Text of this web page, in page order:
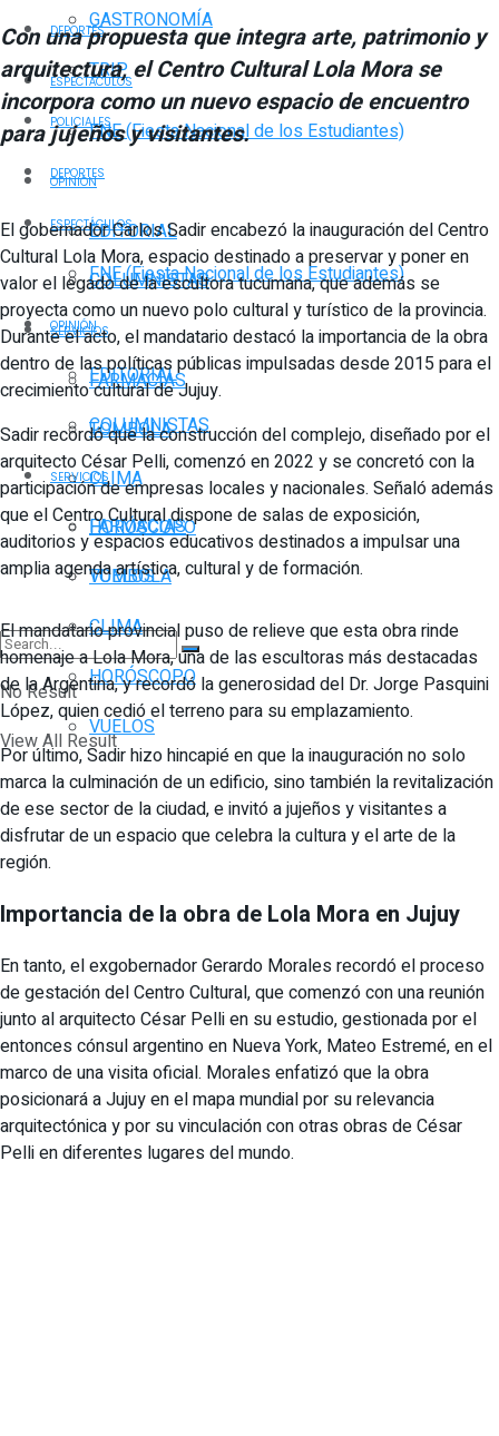
DEPORTES
ESPECTÁCULOS
FNE (Fiesta Nacional de los Estudiantes)
OPINIÓN
EDITORIAL
COLUMNISTAS
SERVICIOS
FARMACIAS
TOMBOLA
CLIMA
HORÓSCOPO
VUELOS
No Result
View All Result
GASTRONOMÍA
TRIP
POLICIALES
DEPORTES
ESPECTÁCULOS
FNE (Fiesta Nacional de los Estudiantes)
OPINIÓN
EDITORIAL
COLUMNISTAS
SERVICIOS
FARMACIAS
TOMBOLA
CLIMA
HORÓSCOPO
VUELOS
Con una propuesta que integra arte, patrimonio y
arquitectura, el Centro Cultural Lola Mora se
incorpora como un nuevo espacio de encuentro
para jujeños y visitantes.
El gobernador Carlos Sadir encabezó la inauguración del Centro
Cultural Lola Mora, espacio destinado a preservar y poner en
valor el legado de la escultora tucumana, que además se
proyecta como un nuevo polo cultural y turístico de la provincia.
Durante el acto, el mandatario destacó la importancia de la obra
dentro de las políticas públicas impulsadas desde 2015 para el
crecimiento cultural de Jujuy.
Sadir recordó que la construcción del complejo, diseñado por el
arquitecto César Pelli, comenzó en 2022 y se concretó con la
participación de empresas locales y nacionales. Señaló además
que el Centro Cultural dispone de salas de exposición,
auditorios y espacios educativos destinados a impulsar una
amplia agenda artística, cultural y de formación.
El mandatario provincial puso de relieve que esta obra rinde
homenaje a Lola Mora, una de las escultoras más destacadas
de la Argentina, y recordó la generosidad del Dr. Jorge Pasquini
López, quien cedió el terreno para su emplazamiento.
Por último, Sadir hizo hincapié en que la inauguración no solo
marca la culminación de un edificio, sino también la revitalización
de ese sector de la ciudad, e invitó a jujeños y visitantes a
disfrutar de un espacio que celebra la cultura y el arte de la
región.
Importancia de la obra de Lola Mora en Jujuy
En tanto, el exgobernador Gerardo Morales recordó el proceso
de gestación del Centro Cultural, que comenzó con una reunión
junto al arquitecto César Pelli en su estudio, gestionada por el
entonces cónsul argentino en Nueva York, Mateo Estremé, en el
marco de una visita oficial. Morales enfatizó que la obra
posicionará a Jujuy en el mapa mundial por su relevancia
arquitectónica y por su vinculación con otras obras de César
Pelli en diferentes lugares del mundo.